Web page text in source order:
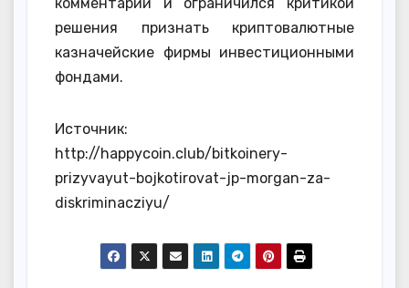
решения признать криптовалютные
казначейские фирмы инвестиционными
фондами.
Источник:
http://happycoin.club/bitkoinery-
prizyvayut-bojkotirovat-jp-morgan-za-
diskriminacziyu/